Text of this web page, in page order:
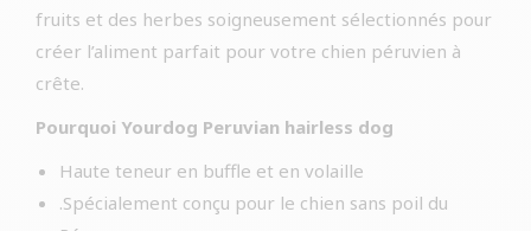
fruits et des herbes soigneusement sélectionnés pour
créer l’aliment parfait pour votre chien péruvien à
crête.
Pourquoi Yourdog Peruvian hairless dog
Haute teneur en buffle et en volaille
.Spécialement conçu pour le chien sans poil du